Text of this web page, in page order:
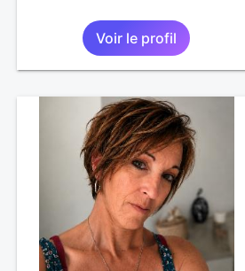
Voir le profil